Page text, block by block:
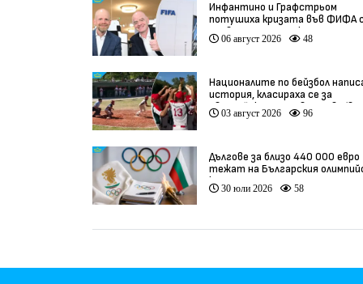
Инфантино и Графстрьом
потушиха кризата във ФИФА
провалената сделка
06 август 2026 48
Националите по бейзбол
история, класираха се за
Европейското първенство
03 август 2026 96
Дългове за близо 440 000 евро
тежат на Българския
комитет
30 юли 2026 58